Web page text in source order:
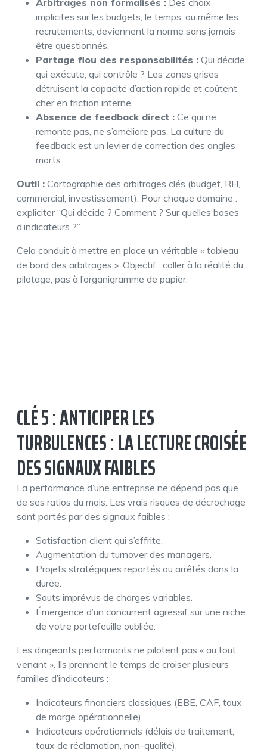
Arbitrages non formalisés : Des choix
implicites sur les budgets, le temps, ou même les
recrutements, deviennent la norme sans jamais
être questionnés.
Partage flou des responsabilités : Qui décide,
qui exécute, qui contrôle ? Les zones grises
détruisent la capacité d’action rapide et coûtent
cher en friction interne.
Absence de feedback direct : Ce qui ne
remonte pas, ne s’améliore pas. La culture du
feedback est un levier de correction des angles
morts.
Outil : Cartographie des arbitrages clés (budget, RH,
commercial, investissement). Pour chaque domaine :
expliciter “Qui décide ? Comment ? Sur quelles bases
d’indicateurs ?”
Cela conduit à mettre en place un véritable « tableau
de bord des arbitrages ». Objectif : coller à la réalité du
pilotage, pas à l’organigramme de papier.
CLÉ 5 : ANTICIPER LES
TURBULENCES : LA LECTURE CROISÉE
DES SIGNAUX FAIBLES
La performance d’une entreprise ne dépend pas que
de ses ratios du mois. Les vrais risques de décrochage
sont portés par des signaux faibles :
Satisfaction client qui s’effrite.
Augmentation du turnover des managers.
Projets stratégiques reportés ou arrêtés dans la
durée.
Sauts imprévus de charges variables.
Émergence d’un concurrent agressif sur une niche
de votre portefeuille oubliée.
Les dirigeants performants ne pilotent pas « au tout
venant ». Ils prennent le temps de croiser plusieurs
familles d’indicateurs :
Indicateurs financiers classiques (EBE, CAF, taux
de marge opérationnelle).
Indicateurs opérationnels (délais de traitement,
taux de réclamation, non-qualité).